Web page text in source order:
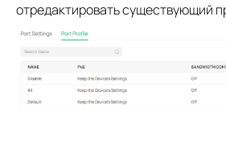
отредактировать существующий